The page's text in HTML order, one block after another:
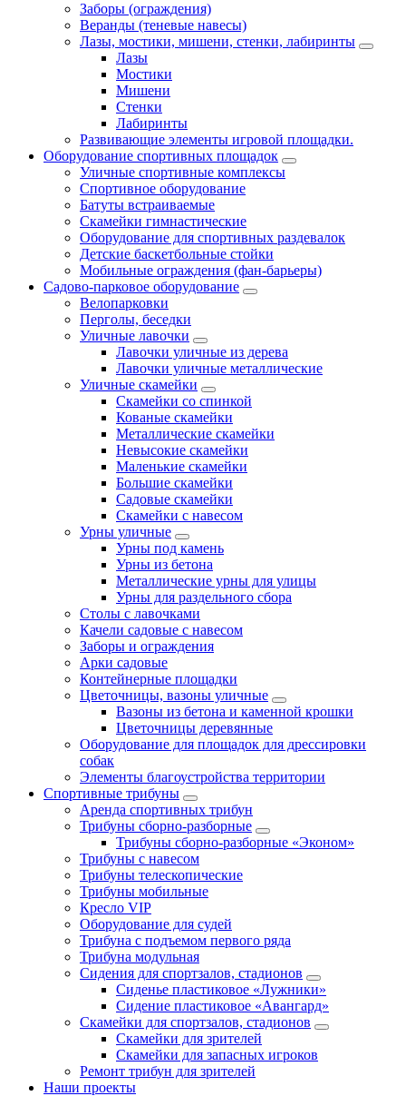
Заборы (ограждения)
Веранды (теневые навесы)
Лазы, мостики, мишени, стенки, лабиринты
Лазы
Мостики
Мишени
Стенки
Лабиринты
Развивающие элементы игровой площадки.
Оборудование спортивных площадок
Уличные спортивные комплексы
Спортивное оборудование
Батуты встраиваемые
Скамейки гимнастические
Оборудование для спортивных раздевалок
Детские баскетбольные стойки
Мобильные ограждения (фан-барьеры)
Садово-парковое оборудование
Велопарковки
Перголы, беседки
Уличные лавочки
Лавочки уличные из дерева
Лавочки уличные металлические
Уличные скамейки
Скамейки со спинкой
Кованые скамейки
Металлические скамейки
Невысокие скамейки
Маленькие скамейки
Большие скамейки
Садовые скамейки
Скамейки с навесом
Урны уличные
Урны под камень
Урны из бетона
Металлические урны для улицы
Урны для раздельного сбора
Столы с лавочками
Качели садовые с навесом
Заборы и ограждения
Арки садовые
Контейнерные площадки
Цветочницы, вазоны уличные
Вазоны из бетона и каменной крошки
Цветочницы деревянные
Оборудование для площадок для дрессировки
собак
Элементы благоустройства территории
Спортивные трибуны
Аренда спортивных трибун
Трибуны сборно-разборные
Трибуны сборно-разборные «Эконом»
Трибуны с навесом
Трибуны телескопические
Трибуны мобильные
Кресло VIP
Оборудование для судей
Трибуна с подъемом первого ряда
Трибуна модульная
Сидения для спортзалов, стадионов
Сиденье пластиковое «Лужники»
Сидение пластиковое «Авангард»
Скамейки для спортзалов, стадионов
Скамейки для зрителей
Скамейки для запасных игроков
Ремонт трибун для зрителей
Наши проекты